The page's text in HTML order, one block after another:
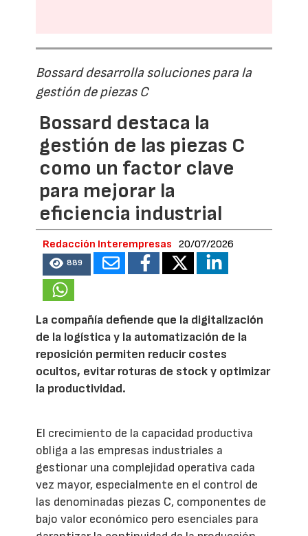
Bossard desarrolla soluciones para la
gestión de piezas C
Bossard destaca la
gestión de las piezas C
como un factor clave
para mejorar la
eficiencia industrial
Redacción Interempresas 20/07/2026
889
La compañía defiende que la digitalización
de la logística y la automatización de la
reposición permiten reducir costes
ocultos, evitar roturas de stock y optimizar
la productividad.
El crecimiento de la capacidad productiva
obliga a las empresas industriales a
gestionar una complejidad operativa cada
vez mayor, especialmente en el control de
las denominadas piezas C, componentes de
bajo valor económico pero esenciales para